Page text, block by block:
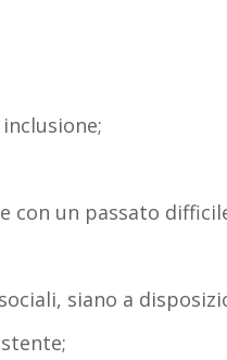
con un passato
, siano a